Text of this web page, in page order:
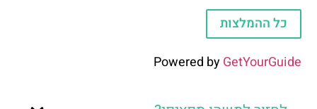
כל ההמלצות
Powered byGetYourGuide